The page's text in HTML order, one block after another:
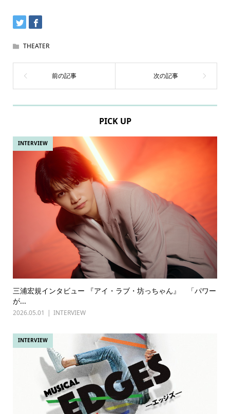
THEATER
PICK UP
INTERVIEW
三浦宏規インタビュー 『アイ・ラブ・坊っちゃん』 「パワー
が...
2026.05.01 INTERVIEW
INTERVIEW